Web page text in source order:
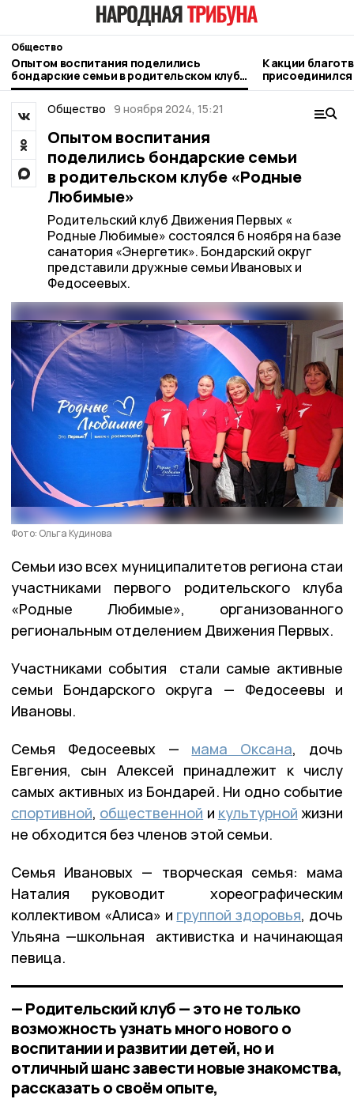
Общество
Опытом воспитания поделились
бондарские семьи в родительском клубе
«Родные Любимые»
К акции
ЦРБ
Общество 9 ноября 2024, 15:21
Опытом воспитания
поделились бондарские семьи
в родительском клубе «Родные
Любимые»
Родительский клуб Движения Первых «
Родные Любимые» состоялся 6 ноября на базе
санатория «Энергетик». Бондарский округ
представили дружные семьи Ивановых и
Федосеевых.
Фото: Ольга Кудинова
Семьи изо всех муниципалитетов региона стаи
участниками первого родительского клуба
«Родные Любимые», организованного
региональным отделением Движения Первых.
Участниками события стали самые активные
семьи Бондарского округа — Федосеевы и
Ивановы.
Семья Федосеевых — мама Оксана, дочь
Евгения, сын Алексей принадлежит к числу
самых активных из Бондарей. Ни одно событие
спортивной, общественной и культурной жизни
не обходится без членов этой семьи.
Семья Ивановых — творческая семья: мама
Наталия руководит хореографическим
коллективом «Алиса» и группой здоровья, дочь
Ульяна —школьная активистка и начинающая
певица.
— Родительский клуб — это не только
возможность узнать много нового о
воспитании и развитии детей, но и
отличный шанс завести новые знакомства,
рассказать о своём опыте,